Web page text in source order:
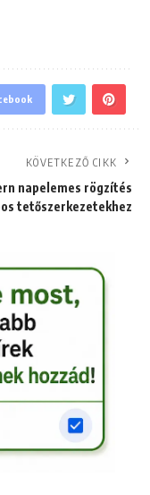
KÖVETKEZŐ CIKK
napelemes rögzítés
tetőszerkezetekhez